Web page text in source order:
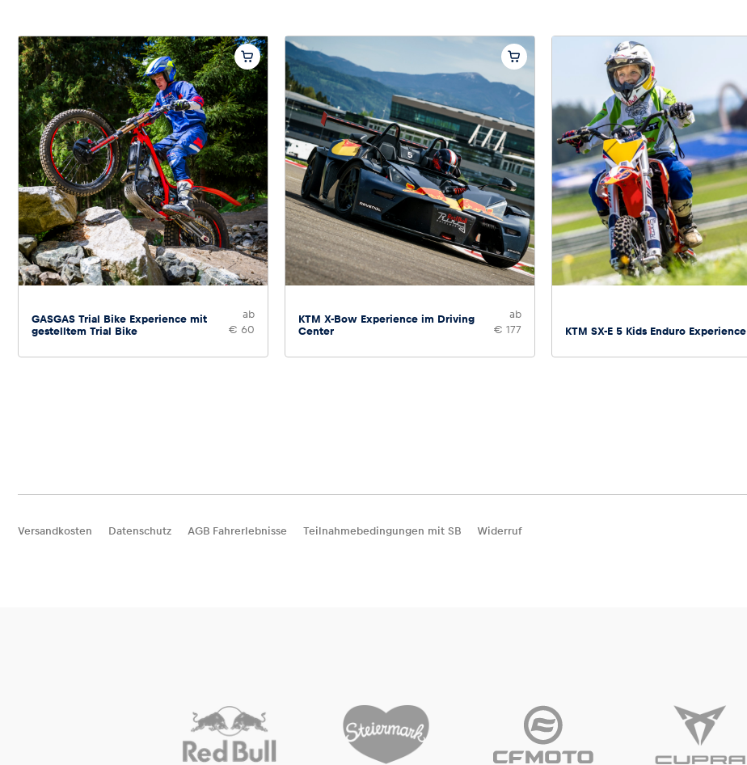
GASGAS Trial Bike Experience mit
gestelltem Trial Bike
ab
€ 60
KTM X-Bow Experience im Driving
Center
ab
€ 177
KTM SX-E 5 Kids Enduro Experience
Versandkosten Datenschutz AGB Fahrerlebnisse Teilnahmebedingungen mit SB Widerruf